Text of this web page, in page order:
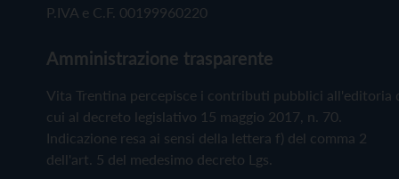
P.IVA e C.F. 00199960220
Amministrazione trasparente
Vita Trentina percepisce i contributi pubblici all'editoria
cui al decreto legislativo 15 maggio 2017, n. 70.
Indicazione resa ai sensi della lettera f) del comma 2
dell'art. 5 del medesimo decreto Lgs.